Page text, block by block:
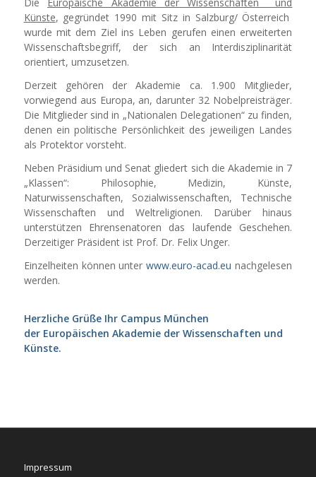
Künste, gegründet 1990 mit Sitz in Salzburg/ Österreich
wurde mit dem Ziel ins Leben gerufen einen erweiterten
Wissenschaftsbegriff, der sich an Interdisziplinarität
orientiert, umzusetzen.
Derzeit gehören der Akademie ca. 1.900 Mitglieder,
vorwiegend aus Europa, an, darunter 32 Nobelpreisträger.
Die Mitglieder sind in „Nationalen Delegationen“ zu finden,
denen ein politische Persönlichkeit des jeweiligen Landes
als Protektor vorsteht.
Neben Präsidium und Senat gliedert sich die Akademie in 7
„Klassen“: Philosophie, Medizin, Künste,
Naturwissenschaften, Sozialwissenschaften, Technische
Wissenschaften und Weltreligionen. Darüber hinaus
unterstützen Ehrensenatoren das laufende Geschehen.
Derzeitiger Präsident ist Prof. Dr. Felix Unger.
Einzelheiten können unterwww.euro-acad.eu nachgelesen
werden.
Herzliche Grüße Ihr Campus München
der Europäischen Akademie der Wissenschaften und
Künste.
Impressum